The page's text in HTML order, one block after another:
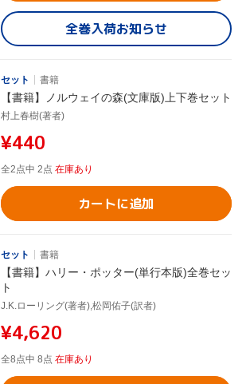
全巻入荷お知らせ
セット 書籍
【書籍】ノルウェイの森(文庫版)上下巻セット
村上春樹(著者)
¥440
全2点中 2点 在庫あり
カートに追加
セット 書籍
【書籍】ハリー・ポッター(単行本版)全巻セッ
ト
J.K.ローリング(著者),松岡佑子(訳者)
¥4,620
全8点中 8点 在庫あり